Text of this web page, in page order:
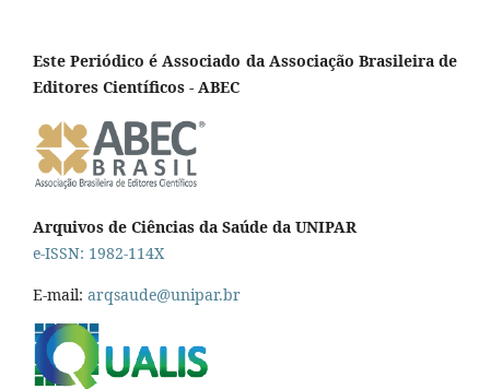
Este Periódico é Associado da Associação Brasileira de
Editores Científicos - ABEC
Arquivos de Ciências da Saúde da UNIPAR
e-ISSN: 1982-114X
E-mail: arqsaude@unipar.br